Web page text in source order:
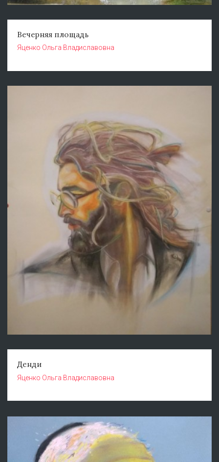
Вечерняя площадь
Яценко Ольга Владиславовна
Денди
Яценко Ольга Владиславовна